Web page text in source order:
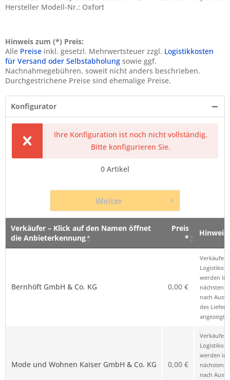
Hersteller Modell-Nr.: Oxfort
Hinweis zum (*) Preis:
Alle Preise inkl. gesetzl. Mehrwertsteuer zzgl. Logistikkosten
für Versand oder Selbstabholung sowie ggf.
Nachnahmegebühren, soweit nicht anders beschrieben.
Durchgestrichene Preise sind ehemalige Preise.
Konfigurator
Ihre Konfiguration ist noch nicht vollständig.
Bitte konfigurieren Sie.
0 Artikel
Weiter
Verkäufer – Klick auf den Namen öffnet
die Anbieterkennung
Preis
*
Hinweis
Bernhöft GmbH & Co. KG 0,00 €
Verkäufer
werden im
nächsten
nach
des
angezeigt.
Mode und Wohnen Kaiser GmbH & Co. KG 0,00 €
Verkäufer
werden im
nächsten
nach